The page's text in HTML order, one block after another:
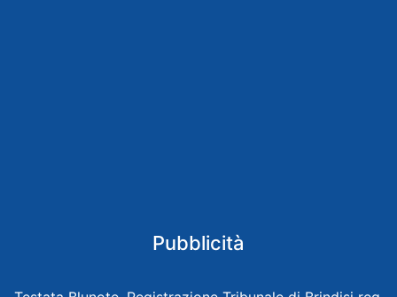
Pubblicità